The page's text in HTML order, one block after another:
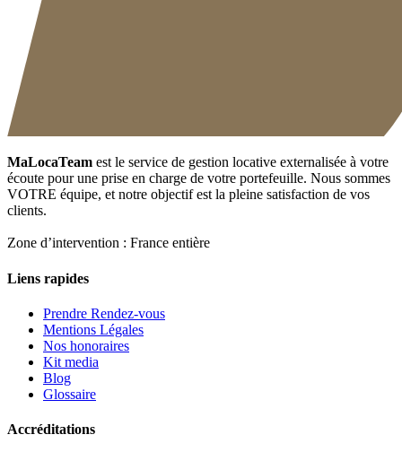
MaLocaTeam est le service de gestion locative externalisée à votre
écoute pour une prise en charge de votre portefeuille. Nous sommes
VOTRE équipe, et notre objectif est la pleine satisfaction de vos
clients.
Zone d’intervention : France entière
Liens rapides
Prendre Rendez-vous
Mentions Légales
Nos honoraires
Kit media
Blog
Glossaire
Accréditations